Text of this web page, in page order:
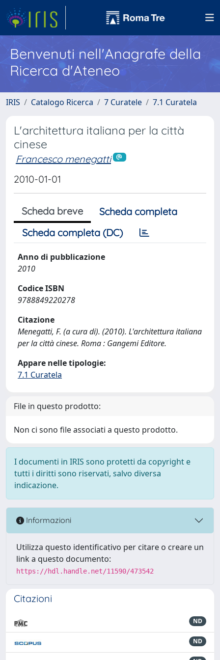
Benvenuti nell'Anagrafe della
Ricerca d'Ateneo
IRIS Catalogo Ricerca 7 Curatele 7.1 Curatela
L'architettura italiana per la città
cinese
Francesco menegatti
2010-01-01
Scheda breve
Scheda completa
Scheda completa (DC)
Anno di pubblicazione
2010
Codice ISBN
9788849220278
Citazione
Menegatti, F. (a cura di). (2010). L'architettura italiana
per la città cinese. Roma : Gangemi Editore.
Appare nelle tipologie:
7.1 Curatela
File in questo prodotto:
Non ci sono file associati a questo prodotto.
I documenti in IRIS sono protetti da copyright e
tutti i diritti sono riservati, salvo diversa
indicazione.
Informazioni
Utilizza questo identificativo per citare o creare un
link a questo documento:
https://hdl.handle.net/11590/473542
Citazioni
ND
ND